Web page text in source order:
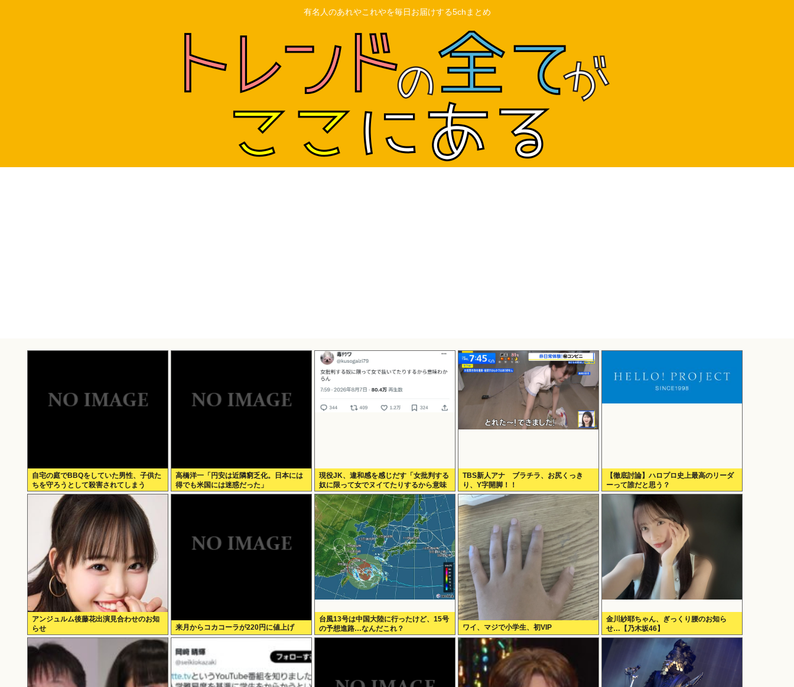
有名人のあれやこれやを毎日お届けする5chまとめ
自宅の庭でBBQをしていた男性、子供た
ちを守ろうとして殺害されてしまう
高橋洋一「円安は近隣窮乏化。日本には
得でも米国には迷惑だった」
現役JK、違和感を感じだす「女批判する
奴に限って女でヌイてたりするから意味
わからなくなってきた 」
TBS新人アナ ブラチラ、お尻くっき
り、Y字開脚！！
【徹底討論】ハロプロ史上最高のリーダ
ーって誰だと思う？
アンジュルム後藤花出演見合わせのお知
らせ
来月からコカコーラが220円に値上げ
台風13号は中国大陸に行ったけど、15号
の予想進路…なんだこれ？
ワイ、マジで小学生、初VIP
金川紗耶ちゃん、ぎっくり腰のお知ら
せ…【乃木坂46】